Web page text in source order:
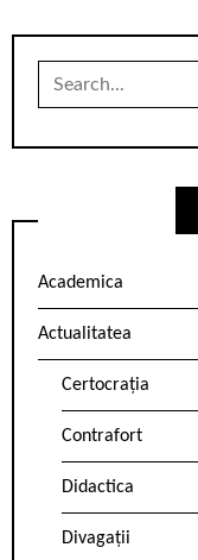
Search
Academica
Actualitatea
Certocrația
Contrafort
Didactica
Divagații